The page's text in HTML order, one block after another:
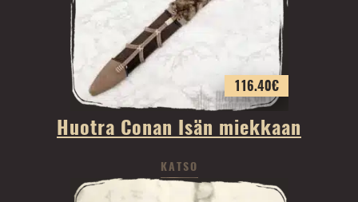
116.40€
Huotra Conan Isän miekkaan
KATSO